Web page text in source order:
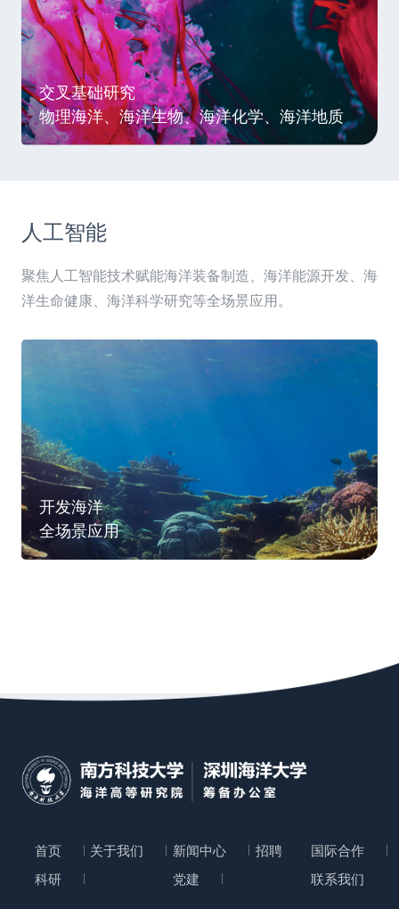
交叉基础研究
物理海洋、海洋生物、海洋化学、海洋地质
人工智能
聚焦人工智能技术赋能海洋装备制造、海洋能源开发、海
洋生命健康、海洋科学研究等全场景应用。
开发海洋
全场景应用
首页 关于我们 新闻中心 招聘
国际合作
科研
党建 联系我们